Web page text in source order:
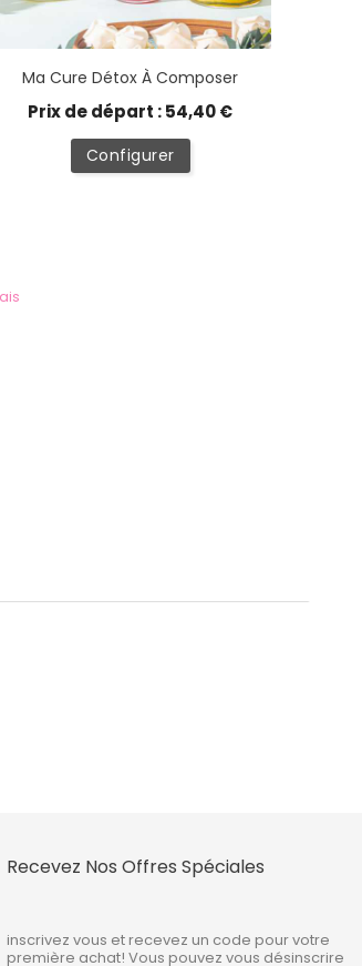
Ma Cure Détox À Composer
Prix de départ : 54,40 €
Configurer
Recevez Nos Offres Spéciales
inscrivez vous et recevez un code pour votre
première achat! Vous pouvez vous désinscrire